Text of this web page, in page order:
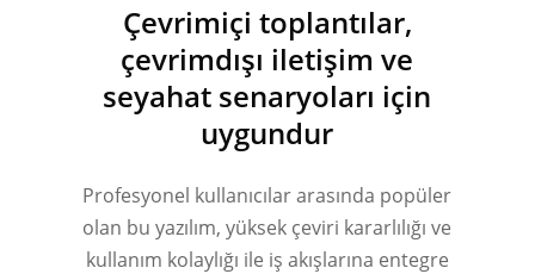
Çevrimiçi toplantılar,
çevrimdışı iletişim ve
seyahat senaryoları için
uygundur
Profesyonel kullanıcılar arasında popüler
olan bu yazılım, yüksek çeviri kararlılığı ve
kullanım kolaylığı ile iş akışlarına entegre
繁體中文
Português do Brasil
हिन्दी
Bahasa Indonesia
Tiếng Việt